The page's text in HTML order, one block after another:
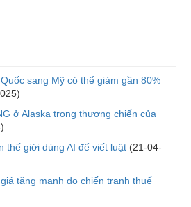
sang Mỹ có thể giảm gần 80%
ở Alaska trong thương chiến của
thế giới dùng AI để viết luật (21-04-
tăng mạnh do chiến tranh thuế